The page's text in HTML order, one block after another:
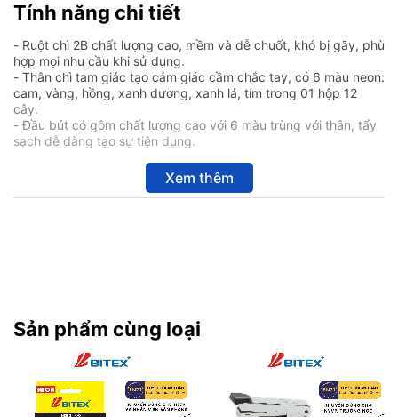
Tính năng chi tiết
- Ruột chì 2B chất lượng cao, mềm và dễ chuốt, khó bị gãy, phù
hợp mọi nhu cầu khi sử dụng.
- Thân chì tam giác tạo cảm giác cầm chắc tay, có 6 màu neon:
cam, vàng, hồng, xanh dương, xanh lá, tím trong 01 hộp 12
cây.
- Đầu bút có gôm chất lượng cao với 6 màu trùng với thân, tẩy
sạch dễ dàng tạo sự tiện dụng.
Xem thêm
Sản phẩm cùng loại